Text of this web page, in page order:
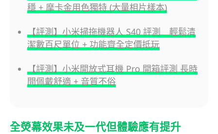
穩 + 摩卡金用色獨特 (大量相片樣本)
【評測】小米掃拖機器人 S40 評測 輕鬆清
潔數百尺單位 + 功能齊全定價抵玩
【評測】小米開放式耳機 Pro 開箱評測 長時
間佩戴舒適 + 音質不俗
全熒幕效果未及一代但體驗應有提升